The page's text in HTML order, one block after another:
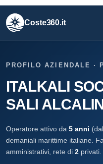
Coste360.it
PROFILO AZIENDALE ·
ITALKALI
SALI
Operatore attivo da 5 anni
demaniali marittime italiane.
amministrativi, rete di 2 privati.